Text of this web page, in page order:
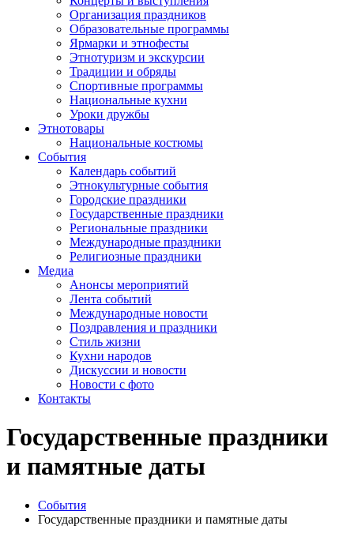
Организация праздников
Образовательные программы
Ярмарки и этнофесты
Этнотуризм и экскурсии
Традиции и обряды
Спортивные программы
Национальные кухни
Уроки дружбы
Этнотовары
Национальные костюмы
События
Календарь событий
Этнокультурные события
Городские праздники
Государственные праздники
Региональные праздники
Международные праздники
Религиозные праздники
Медиа
Анонсы мероприятий
Лента событий
Международные новости
Поздравления и праздники
Cтиль жизни
Кухни народов
Дискуссии и новости
Новости с фото
Контакты
Государственные праздники
и памятные даты
События
Государственные праздники и памятные даты